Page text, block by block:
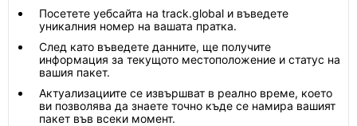
Посетете уебсайта на track.global и въведете
уникалния номер на вашата пратка.
След като въведете данните, ще получите
информация за текущото местоположение и статус на
вашия пакет.
Актуализациите се извършват в реално време, което
ви позволява да знаете точно къде се намира вашият
пакет във всеки момент.